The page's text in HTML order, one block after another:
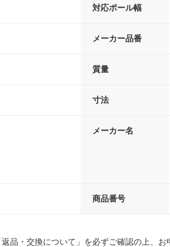
対応ポール幅
メーカー品番
質量
寸法
メーカー名
商品番号
品・交換について」を必ずご確認の上、お